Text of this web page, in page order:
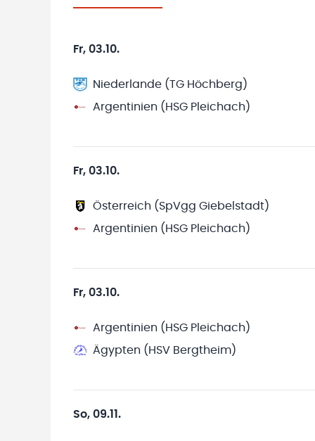
Fr, 03.10.
Niederlande (TG Höchberg)
Argentinien (HSG Pleichach)
Fr, 03.10.
Österreich (SpVgg Giebelstadt)
Argentinien (HSG Pleichach)
Fr, 03.10.
Argentinien (HSG Pleichach)
Ägypten (HSV Bergtheim)
So, 09.11.